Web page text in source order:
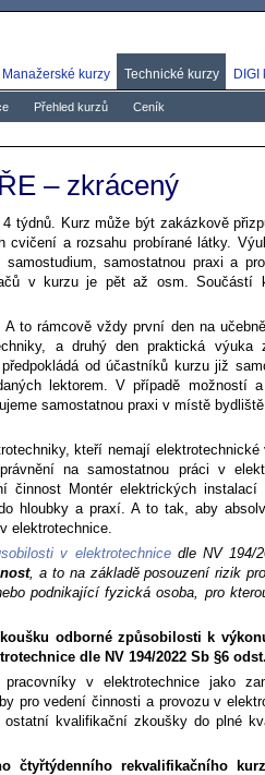
Manažerské kurzy Technické kurzy
Přehled kurzů Ceník
DIGI
– zkrácený
týdnů. Kurz může být zakázkově
a rozsahu probírané látky.
samostatnou praxi a
v kurzu je pět až osm. Součástí
to rámcově vždy první den na
a druhý den praktická výuka
od účastníků kurzu již
lektorem. V případě možností
samostatnou praxi v místě
kteří nemají elektrotechnické
na samostatnou práci v
činnost Montér elektrických instalací
hloubky a praxí. A to tak, aby
elektrotechnice.
v elektrotechnicedle NV 194/
, a to na základě posouzení rizik
podnikající fyzická osoba, pro
odborné způsobilosti k
dle NV 194/2022 Sb §6
v elektrotechnice jako
pro vedení činnosti a provozu v
ostatní kvalifikační zkoušky do plné
čtyřtýdenního rekvalifikačního